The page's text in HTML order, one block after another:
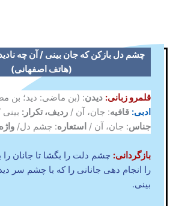
چشم دل بازکن که جان بینی / آن چه
(هاتف اصفهانی)
قلمرو زبانی: دیدن: (بن ماضی: دید؛ بن
ادبی: قافیه: جان، آن / ردیف، تکرار: بینی
جناس: جان، آن / استعاره: چشم دل/
بازگردانی: چشم دلت را بگشا تا جانان را
را انجام دهی جانانی را که با چشم سر
بینی.